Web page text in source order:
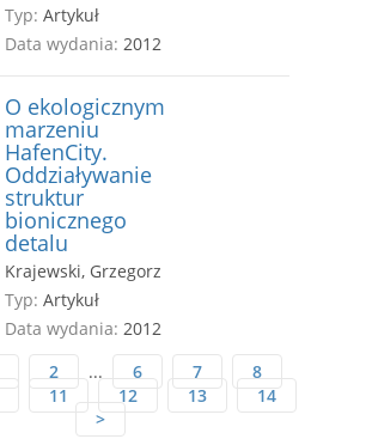
Typ: Artykuł
Data wydania: 2012
O ekologicznym
marzeniu
HafenCity.
Oddziaływanie
struktur
bionicznego
detalu
Krajewski, Grzegorz
Typ: Artykuł
Data wydania: 2012
2 ... 6 7
8
11 12 13
14
>